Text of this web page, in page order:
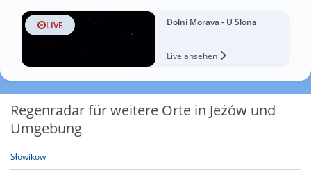
LIVE Dolní Morava - U Slona
Live ansehen
Regenradar für weitere Orte in Jeżów und
Umgebung
Słowikow